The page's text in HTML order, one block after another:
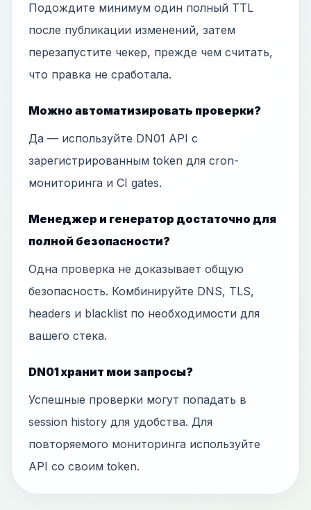
Подождите минимум один полный TTL
после публикации изменений, затем
перезапустите чекер, прежде чем считать,
что правка не сработала.
Можно автоматизировать проверки?
Да — используйте DN01 API с
зарегистрированным token для cron-
мониторинга и CI gates.
Менеджер и генератор достаточно для
полной безопасности?
Одна проверка не доказывает общую
безопасность. Комбинируйте DNS, TLS,
headers и blacklist по необходимости для
вашего стека.
DN01 хранит мои запросы?
Успешные проверки могут попадать в
session history для удобства. Для
повторяемого мониторинга используйте
API со своим token.